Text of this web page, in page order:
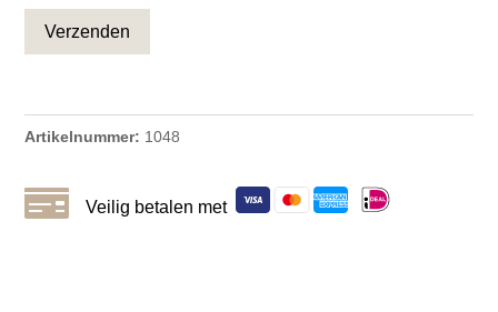
Artikelnummer: 1048
 Veilig betalen met